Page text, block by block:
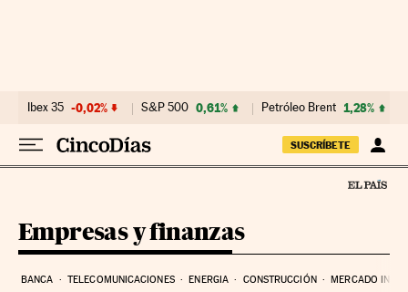
Ibex 35 -0,02% S&P 500 0,61% Petróleo Brent 1,28%
SUSCRÍBETE
Empresas y finanzas
BANCA TELECOMUNICACIONES ENERGIA CONSTRUCCIÓN MERCADO